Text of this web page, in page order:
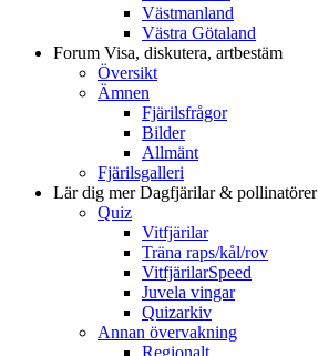
Västmanland
Västra Götaland
Forum Visa, diskutera, artbestäm
Översikt
Ämnen
Fjärilsfrågor
Bilder
Allmänt
Fjärilsgalleri
Lär dig merDagfjärilar & pollinatörer
Quiz
Vitfjärilar
Träna raps/kål/rov
VitfjärilarSpeed
Juvela vingar
Quizarkiv
Annan övervakning
Regionalt